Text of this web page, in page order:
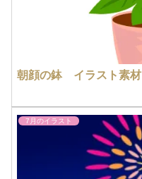
朝顔の鉢 イラスト素材
7月のイラスト